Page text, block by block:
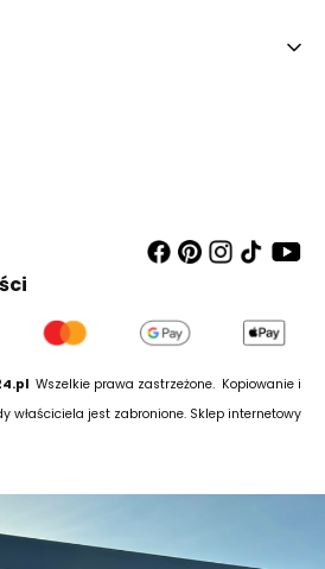
Wszelkie prawa zastrzeżone. Kopiowanie i
właściciela jest zabronione. Sklep internetowy